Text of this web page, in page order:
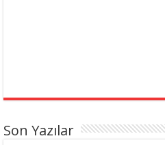
Son Yazılar